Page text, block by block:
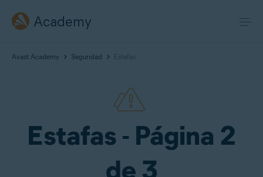
Academy
Avast Academy Seguridad Estafas
Estafas - Página 2
de 3